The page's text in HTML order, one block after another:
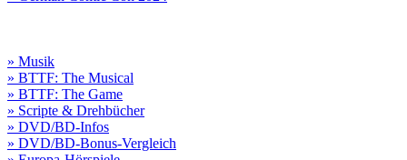
» Musik
» BTTF: The Musical
» BTTF: The Game
» Scripte & Drehbücher
» DVD/BD-Infos
» DVD/BD-Bonus-Vergleich